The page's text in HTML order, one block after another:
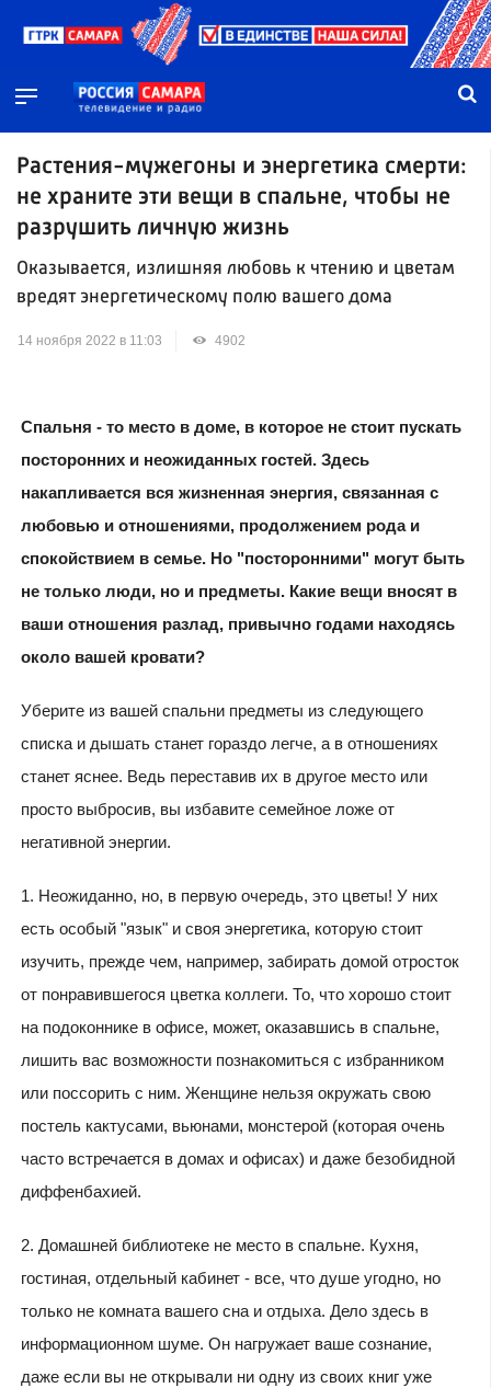
Растения-мужегоны и энергетика смерти:
не храните эти вещи в спальне, чтобы не
разрушить личную жизнь
Оказывается, излишняя любовь к чтению и цветам
вредят энергетическому полю вашего дома
14 ноября 2022 в 11:03 4902
Спальня - то место в доме, в которое не стоит пускать
посторонних и неожиданных гостей. Здесь
накапливается вся жизненная энергия, связанная с
любовью и отношениями, продолжением рода и
спокойствием в семье. Но "посторонними" могут быть
не только люди, но и предметы. Какие вещи вносят в
ваши отношения разлад, привычно годами находясь
около вашей кровати?
Уберите из вашей спальни предметы из следующего
списка и дышать станет гораздо легче, а в отношениях
станет яснее. Ведь переставив их в другое место или
просто выбросив, вы избавите семейное ложе от
негативной энергии.
1. Неожиданно, но, в первую очередь, это цветы! У них
есть особый "язык" и своя энергетика, которую стоит
изучить, прежде чем, например, забирать домой отросток
от понравившегося цветка коллеги. То, что хорошо стоит
на подоконнике в офисе, может, оказавшись в спальне,
лишить вас возможности познакомиться с избранником
или поссорить с ним. Женщине нельзя окружать свою
постель кактусами, вьюнами, монстерой (которая очень
часто встречается в домах и офисах) и даже безобидной
диффенбахией.
2. Домашней библиотеке не место в спальне. Кухня,
гостиная, отдельный кабинет - все, что душе угодно, но
только не комната вашего сна и отдыха. Дело здесь в
информационном шуме. Он нагружает ваше сознание,
даже если вы не открывали ни одну из своих книг уже